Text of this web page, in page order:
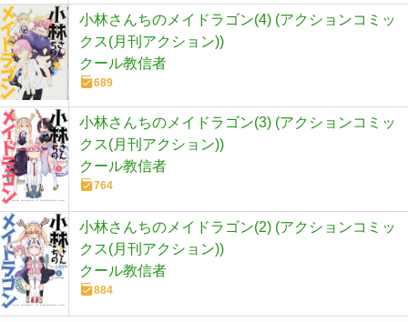
小林さんちのメイドラゴン(4) (アクションコミッ
クス(月刊アクション))
クール教信者
689
小林さんちのメイドラゴン(3) (アクションコミッ
クス(月刊アクション))
クール教信者
764
小林さんちのメイドラゴン(2) (アクションコミッ
クス(月刊アクション))
クール教信者
884